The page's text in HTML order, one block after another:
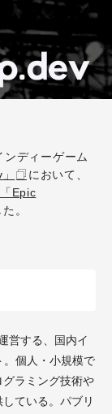
ディーゲーム
において、
「Epic
。
営する、国内イ
。個人・小規模で
ラミング技術や
ている。パブリ